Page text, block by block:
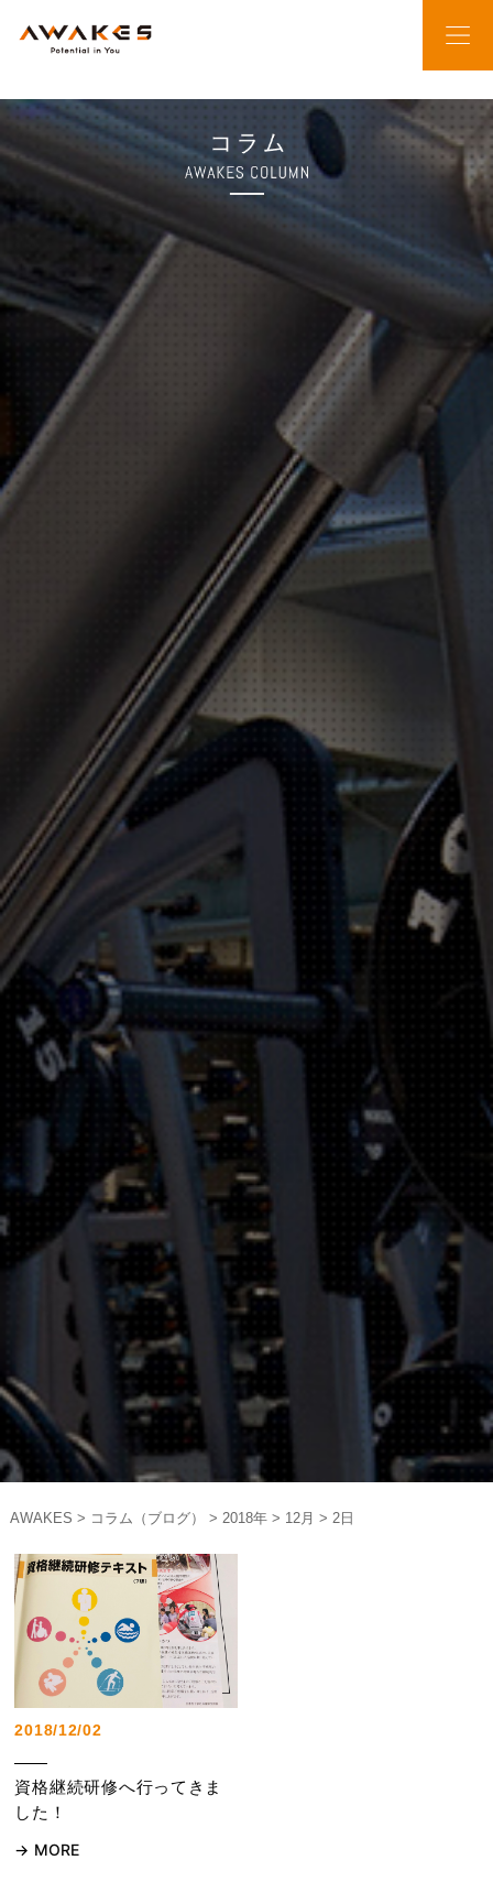
AWAKES > コラム（ブログ） > 2018年> 12月 > 2日
2018/12/02
資格継続研修へ行ってきま
した！
MORE